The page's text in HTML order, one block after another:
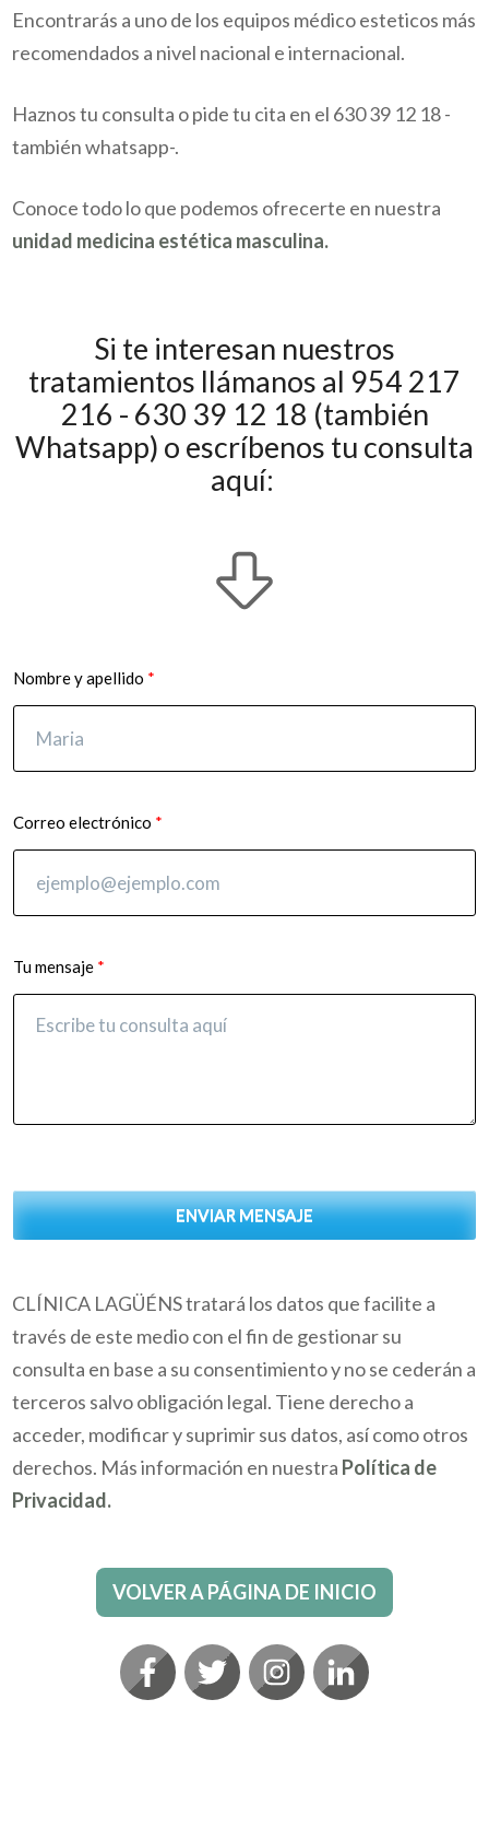
Encontrarás a uno de los equipos médico esteticos más
recomendados a nivel nacional e internacional.
Haznos tu consulta o pide tu cita en el 630 39 12 18 -
también whatsapp-.
Conoce todo lo que podemos ofrecerte en nuestra
unidad medicina estética masculina.
Si te interesan nuestros
tratamientos llámanos al 954 217
216 - 630 39 12 18 (también
Whatsapp) o escríbenos tu consulta
aquí:
Nombre y apellido
Correo electrónico
Tu mensaje
ENVIAR MENSAJE
CLÍNICA LAGÜÉNS tratará los datos que facilite a
través de este medio con el fin de gestionar su
consulta en base a su consentimiento y no se cederán a
terceros salvo obligación legal. Tiene derecho a
acceder, modificar y suprimir sus datos, así como otros
derechos. Más información en nuestra Política de
Privacidad.
VOLVER A PÁGINA DE INICIO